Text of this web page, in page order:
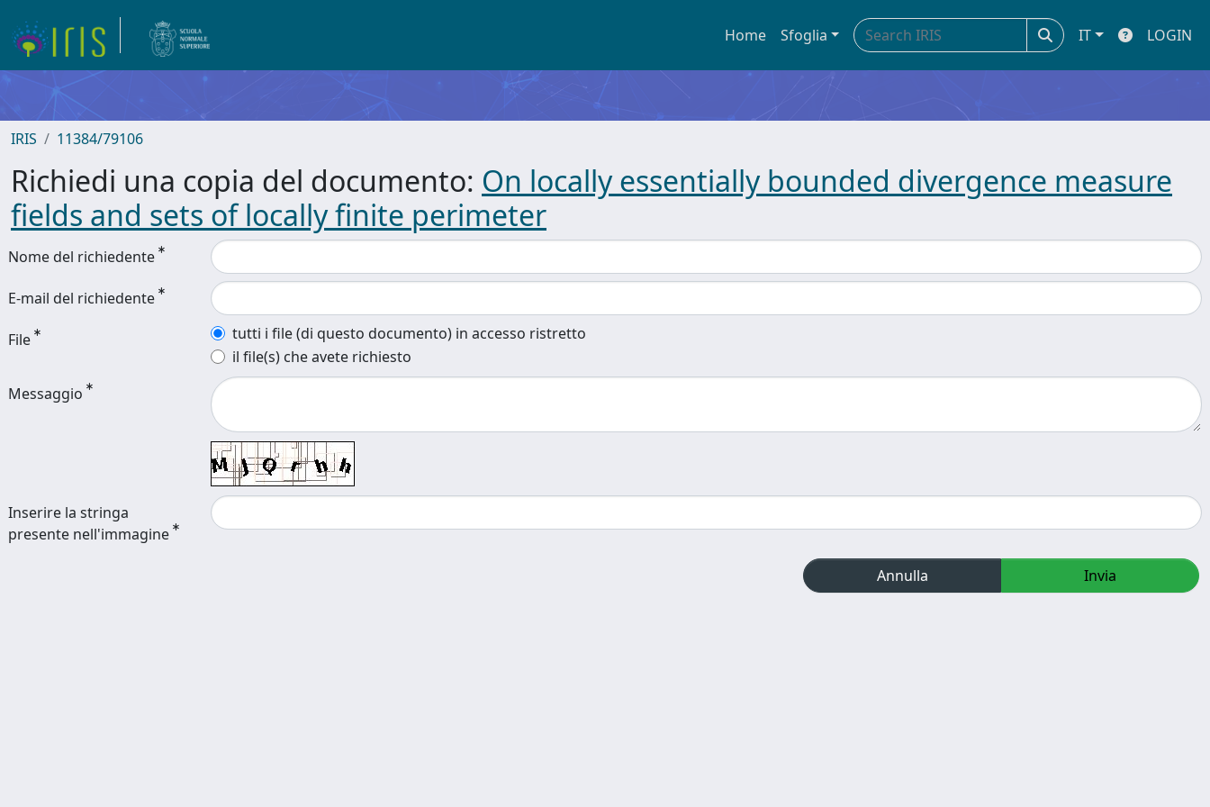
Home Sfoglia IT LOGIN
IRIS 11384/79106
Richiedi una copia del documento: On locally essentially bounded divergence measure
fields and sets of locally finite perimeter
Nome del richiedente
E-mail del richiedente
File
tutti i file (di questo documento) in accesso ristretto
il file(s) che avete richiesto
Messaggio
Inserire la stringa
presente nell'immagine
Annulla Invia